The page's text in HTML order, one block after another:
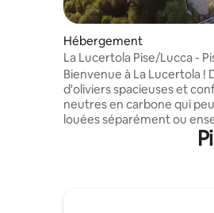
Hébergement
La Lucertola Pise/Lucca -
la tour penchée
Bienvenue à La Lucertola !
d'oliviers spacieuses et
neutres en carbone qui
louées séparément ou
offrent une vue superbe
penchée et la ville de Pise,